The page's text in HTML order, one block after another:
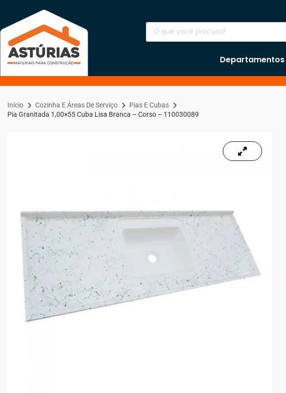
Departamentos
Início Cozinha E Áreas De Serviço
Pias E Cubas
Pia Granitada 1,00×55 Cuba Lisa Branca – Corso – 110030089